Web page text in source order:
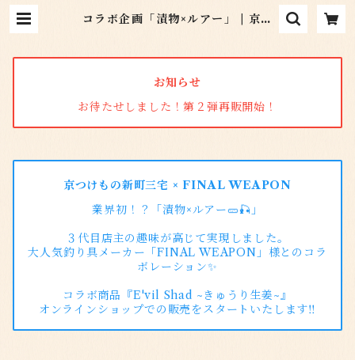
コラボ企画「漬物×ルアー」 | 京つ
お知らせ
お待たせしました！第２弾再販開始！
京つけもの新町三宅 × FINAL WEAPON
業界初！？「漬物×ルアー🥒🎣」
３代目店主の趣味が高じて実現しました。
大人気釣り具メーカー「FINAL WEAPON」様とのコラ
ボレーション✨
コラボ商品『E'vil Shad ~きゅうり生姜~』
オンラインショップでの販売をスタートいたします‼️